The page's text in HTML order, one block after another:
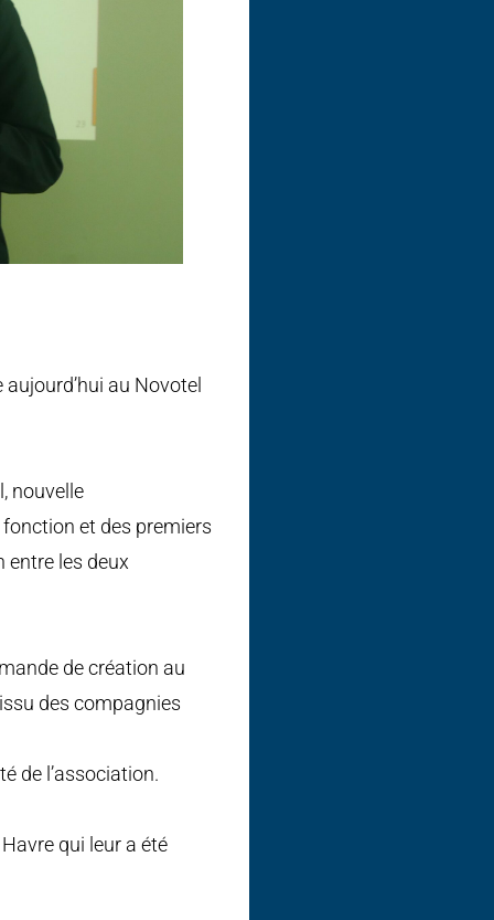
au Novotel
nouvelle
fonction et des premiers
les deux
de création au
des compagnies
de l’association.
qui leur a été